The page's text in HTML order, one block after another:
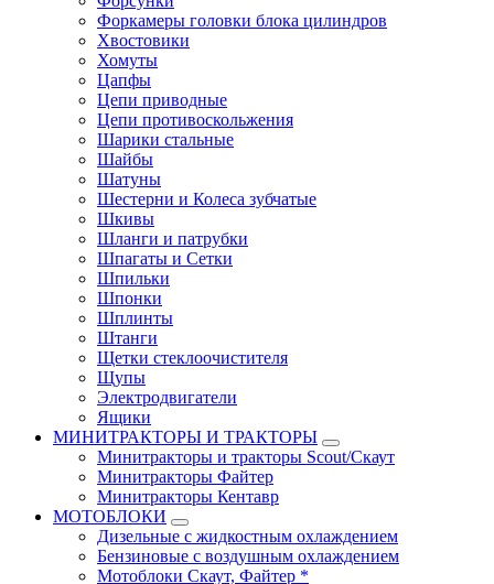
Форкамеры головки блока цилиндров
Хвостовики
Хомуты
Цапфы
Цепи приводные
Цепи противоскольжения
Шарики стальные
Шайбы
Шатуны
Шестерни и Колеса зубчатые
Шкивы
Шланги и патрубки
Шпагаты и Сетки
Шпильки
Шпонки
Шплинты
Штанги
Щетки стеклоочистителя
Щупы
Электродвигатели
Ящики
МИНИТРАКТОРЫ И ТРАКТОРЫ
Минитракторы и тракторы Scout/Скаут
Минитракторы Файтер
Минитракторы Кентавр
МОТОБЛОКИ
Дизельные с жидкостным охлаждением
Бензиновые с воздушным охлаждением
Мотоблоки Скаут, Файтер *